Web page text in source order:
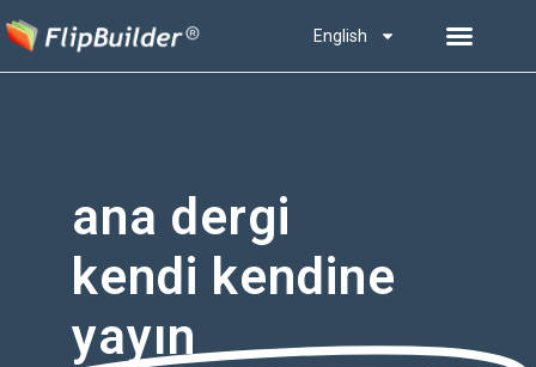
English
ana dergi
kendi kendine
yayın